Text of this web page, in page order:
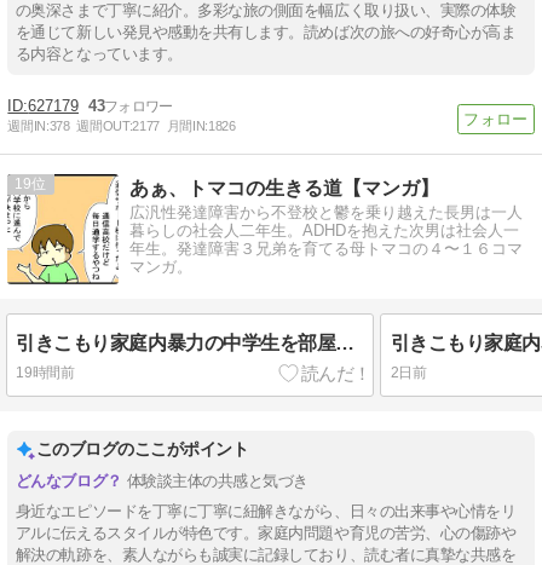
の奥深さまで丁寧に紹介。多彩な旅の側面を幅広く取り扱い、実際の体験
を通じて新しい発見や感動を共有します。読めば次の旅への好奇心が高ま
る内容となっています。
627179 43
週間IN:378 週間OUT:2177 月間IN:1826
19 あぁ、トマコの生きる道【マンガ】
広汎性発達障害から不登校と鬱を乗り越えた長男は一人
暮らしの社会人二年生。ADHDを抱えた次男は社会人一
年生。発達障害３兄弟を育てる母トマコの４〜１６コマ
マンガ。
引きこもり家庭内暴力の中学生を部屋から出した話⑩
19時間前 2日前
このブログのここがポイント
体験談主体の共感と気づき
身近なエピソードを丁寧に丁寧に紐解きながら、日々の出来事や心情をリ
アルに伝えるスタイルが特色です。家庭内問題や育児の苦労、心の傷跡や
解決の軌跡を、素人ながらも誠実に記録しており、読む者に真摯な共感を